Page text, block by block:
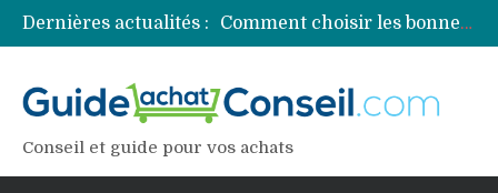
Dernières actualités :
Comment choisir les bonnes couleurs pour un projet tie and dye ?
Comment préparer sa piscine pour une période prolongée d’inutilisation ?
Conseil et guide pour vos achats